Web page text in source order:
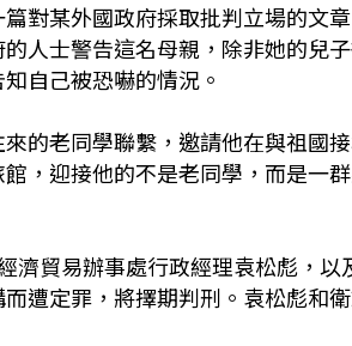
對某外國政府採取批判立場的文
人士警告這名母親，除非她的兒
自己被恐嚇的情況。
的老同學聯繫，邀請他在與祖國
，迎接他的不是老同學，而是一
濟貿易辦事處行政經理袁松彪，以
遭定罪，將擇期判刑。袁松彪和